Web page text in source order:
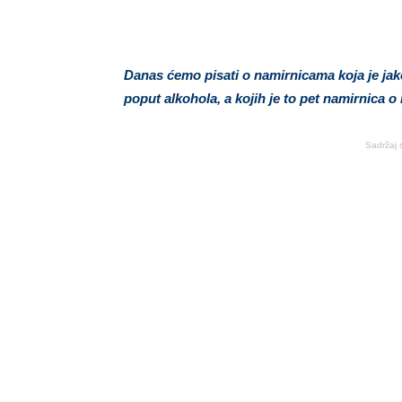
Danas ćemo pisati o namirnicama koja je
poput alkohola, a kojih je to pet namirnica
Sadržaj